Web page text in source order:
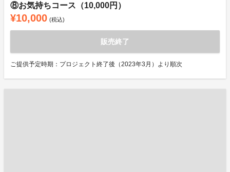
⑧お気持ちコース（10,000円）
¥10,000 (税込)
販売終了
ご提供予定時期：プロジェクト終了後（2023年3月）より順次